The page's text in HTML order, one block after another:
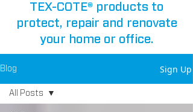
TEX-COTE® products to
protect, repair and renovate
your home or office.
Blog Sign Up
All Posts